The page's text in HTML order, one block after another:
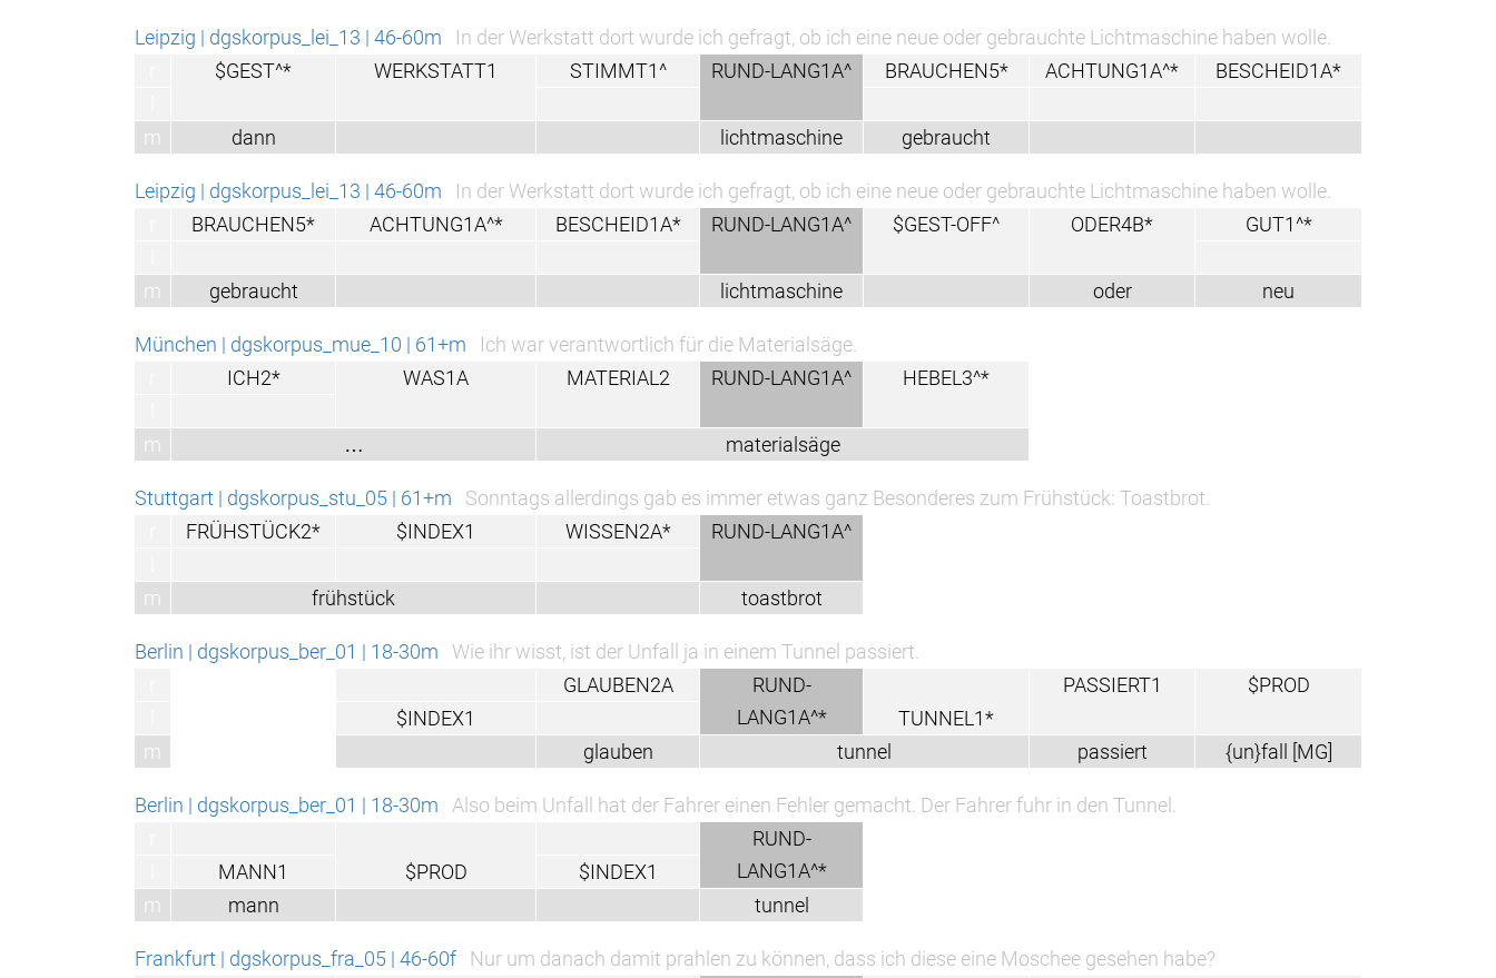
Leipzig | dgskorpus_lei_13 | 46-60m
In der Werkstatt dort wurde ich gefragt, ob ich eine neue oder gebrauchte Lichtmaschine haben wolle.
$GEST^* WERKSTATT1 STIMMT1^ RUND-LANG1A^ BRAUCHEN5* ACHTUNG1A^*
BESCHEID1A*
m
dann lichtmaschine gebraucht
Leipzig | dgskorpus_lei_13 | 46-60m
In der Werkstatt dort wurde ich gefragt, ob ich eine neue oder gebrauchte Lichtmaschine haben wolle.
BRAUCHEN5* ACHTUNG1A^* BESCHEID1A* RUND-LANG1A^ $GEST-OFF^ ODER4B*
GUT1^*
m
gebraucht lichtmaschine oder neu
München | dgskorpus_mue_10 | 61+m
Ich war verantwortlich für die Materialsäge.
ICH2* WAS1A MATERIAL2 RUND-LANG1A^
HEBEL3^*
m
… materialsäge
Stuttgart | dgskorpus_stu_05 | 61+m
Sonntags allerdings gab es immer etwas ganz Besonderes zum Frühstück: Toastbrot.
FRÜHSTÜCK2* $INDEX1 WISSEN2A*
RUND-LANG1A^
m
frühstück toastbrot
Berlin | dgskorpus_ber_01 | 18-30m
Wie ihr wisst, ist der Unfall ja in einem Tunnel passiert.
GLAUBEN2A
RUND-
LANG1A^*
TUNNEL1*
PASSIERT1
$PROD
$INDEX1
m
glauben tunnel passiert {un}fall [MG]
Berlin | dgskorpus_ber_01 | 18-30m
Also beim Unfall hat der Fahrer einen Fehler gemacht. Der Fahrer fuhr in den Tunnel.
$PROD
RUND-
LANG1A^*
MANN1
$INDEX1
m
mann tunnel
Frankfurt | dgskorpus_fra_05 | 46-60f
Nur um danach damit prahlen zu können, dass ich diese eine Moschee gesehen habe?